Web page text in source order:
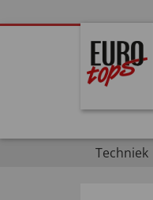
Techniek